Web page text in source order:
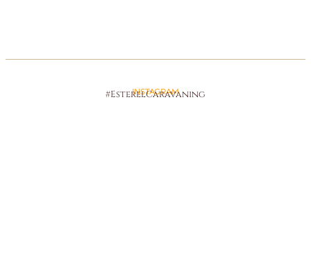
INSTAGRAM
#EsterelCaravaning